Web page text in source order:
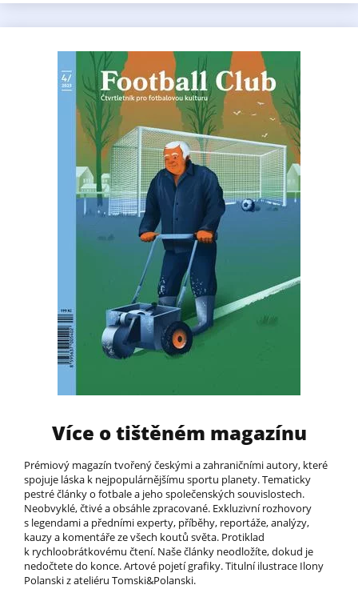
Více o tištěném magazínu
Prémiový magazín tvořený českými a zahraničními autory, které
spojuje láska k nejpopulárnějšímu sportu planety. Tematicky
pestré články o fotbale a jeho společenských souvislostech.
Neobvyklé, čtivé a obsáhle zpracované. Exkluzivní rozhovory
s legendami a předními experty, příběhy, reportáže, analýzy,
kauzy a komentáře ze všech koutů světa. Protiklad
k rychloobrátkovému čtení. Naše články neodložíte, dokud je
nedočtete do konce. Artové pojetí grafiky. Titulní ilustrace Ilony
Polanski z ateliéru Tomski&Polanski.